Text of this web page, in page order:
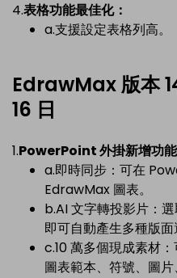
4.表格功能最佳化：
a.支援設定表格列高。
EdrawMax 版本
16 日
1.PowerPoint 外掛新增功能
a.即時同步：可在
EdrawMax 圖表。
b.AI 文字轉投影片：
即可自動產生多種版面
c.10 萬多個現成素材
圖表範本、符號、圖片